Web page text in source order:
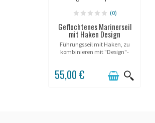
(0)
Geflochtenes Marinerseil
mit Haken Design
Führungsseil mit Haken, zu
kombinieren mit "Design"-
55,00 €